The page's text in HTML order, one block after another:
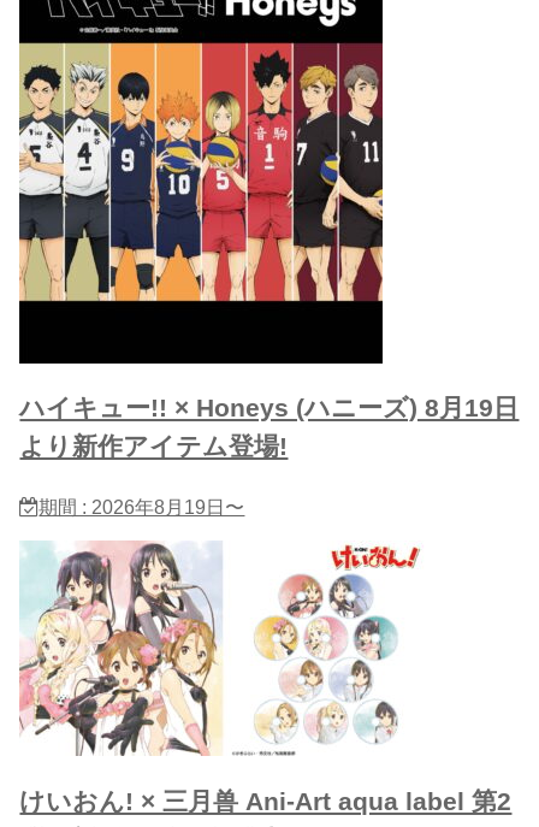
ハイキュー!! × Honeys (ハニーズ) 8月19日
より新作アイテム登場!
期間 : 2026年8月19日〜
けいおん! × 三月兽 Ani-Art aqua label 第2